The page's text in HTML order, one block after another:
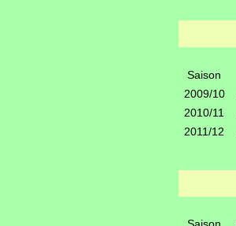
Saison
2009/10
2010/11
2011/12